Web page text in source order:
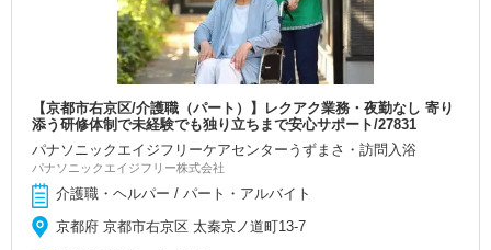
【京都市右京区/介護職（パート）】レクアク業務・夜勤なし 寄り
添う研修体制で未経験でも独り立ちまで安心サポート/27831
パナソニックエイジフリーケアセンターうずまさ・訪問入浴
パナソニックエイジフリー株式会社
介護職・ヘルパー / パート・アルバイト
京都府 京都市右京区 太秦京ノ道町13-7